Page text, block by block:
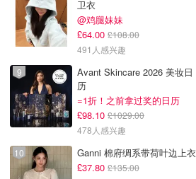
卫衣
@鸡腿妹妹
£64.00 £108.00
491人感兴趣
Avant Skincare 2026 美妆日
历
=1折！之前拿过奖的日历
£98.10 £1029.00
478人感兴趣
Ganni 棉府绸系带荷叶边上衣
£37.80 £135.00